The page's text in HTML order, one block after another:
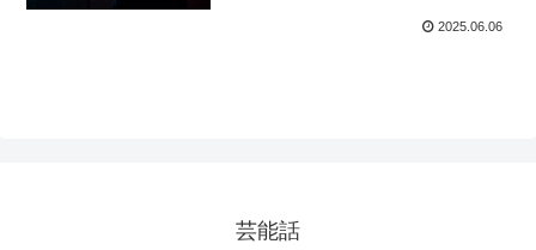
2025.06.06
芸能話